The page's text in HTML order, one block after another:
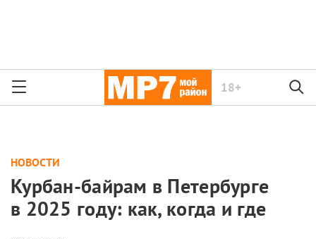
18+
НОВОСТИ
Курбан-байрам в Петербурге
в 2025 году: как, когда и где